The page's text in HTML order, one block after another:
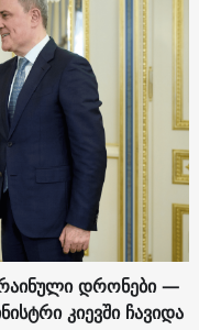
დრონები —
კიევში ჩავიდა